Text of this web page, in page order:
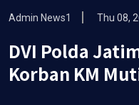
Admin News1 Thu 08,
DVI Polda
Korban KM